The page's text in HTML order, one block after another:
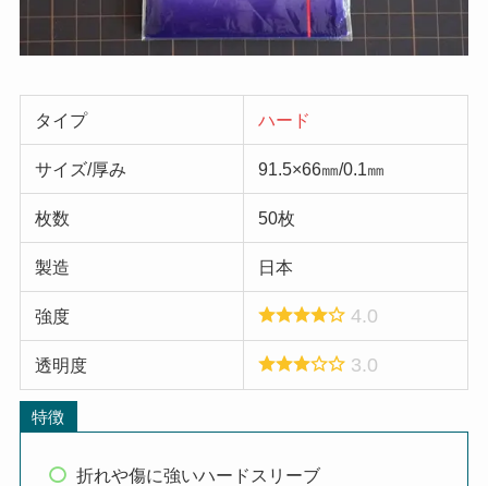
タイプ ハード
サイズ/厚み 91.5×66㎜/0.1㎜
枚数 50枚
製造 日本
強度 4.0
透明度 3.0
特徴
折れや傷に強いハードスリーブ